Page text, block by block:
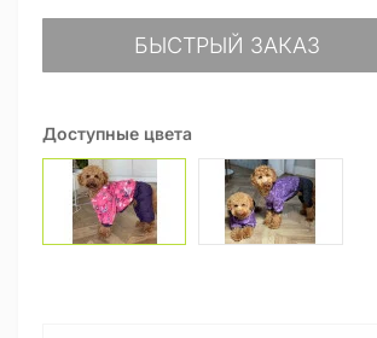
Доступные цвета
БЫСТРЫЙ ЗАКАЗ